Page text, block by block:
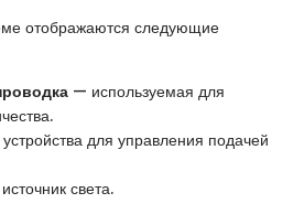
отображаются следующие
— используемая для
для управления подачей
света.